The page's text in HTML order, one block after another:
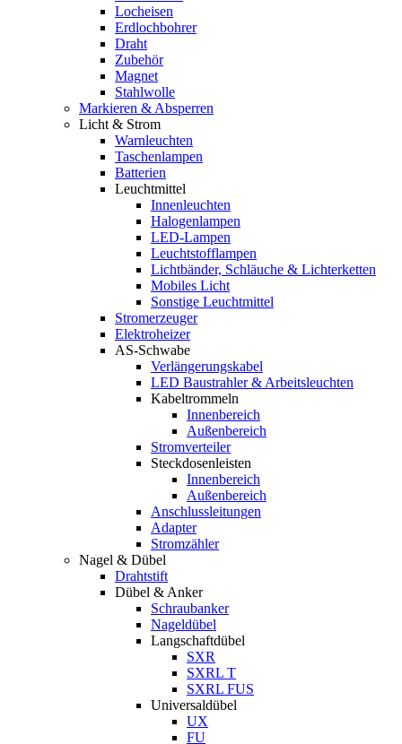
Locheisen
Erdlochbohrer
Draht
Zubehör
Magnet
Stahlwolle
Markieren & Absperren
Licht & Strom
Warnleuchten
Taschenlampen
Batterien
Leuchtmittel
Innenleuchten
Halogenlampen
LED-Lampen
Leuchtstofflampen
Lichtbänder, Schläuche & Lichterketten
Mobiles Licht
Sonstige Leuchtmittel
Stromerzeuger
Elektroheizer
AS-Schwabe
Verlängerungskabel
LED Baustrahler & Arbeitsleuchten
Kabeltrommeln
Innenbereich
Außenbereich
Stromverteiler
Steckdosenleisten
Innenbereich
Außenbereich
Anschlussleitungen
Adapter
Stromzähler
Nagel & Dübel
Drahtstift
Dübel & Anker
Schraubanker
Nageldübel
Langschaftdübel
SXR
SXRL T
SXRL FUS
Universaldübel
UX
FU